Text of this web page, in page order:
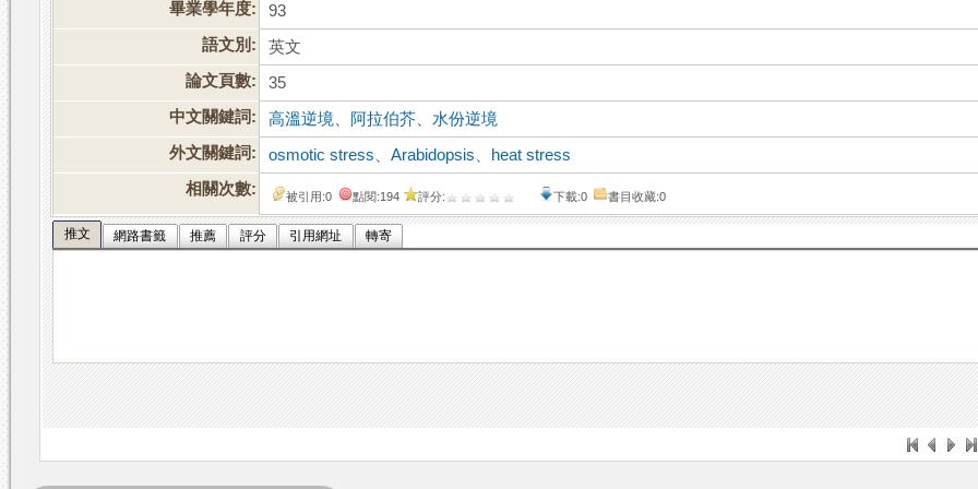
畢業學年度:
93
語文別:
英文
論文頁數:
35
中文關鍵詞:
高溫逆境 阿拉伯芥
水份逆境
外文關鍵詞:
osmotic stress 、Arabidopsis
heat stress
相關次數:
被引用:0 點閱:194 評分: 下載:0 書目收藏:0
推文 網路書籤 推薦 評分 引用網址 轉寄